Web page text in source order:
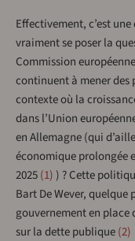
Effectivement, c’est
vraiment se poser la
Commission
continuent à mener des
contexte où la
dans l’Union
en Allemagne (qui
économique prolongée
2025 1 ) ? Cette
Bart De Wever,
gouvernement en place
sur la dette publique 2